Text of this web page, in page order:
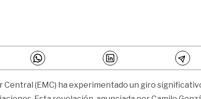
(EMC) ha experimentado un giro